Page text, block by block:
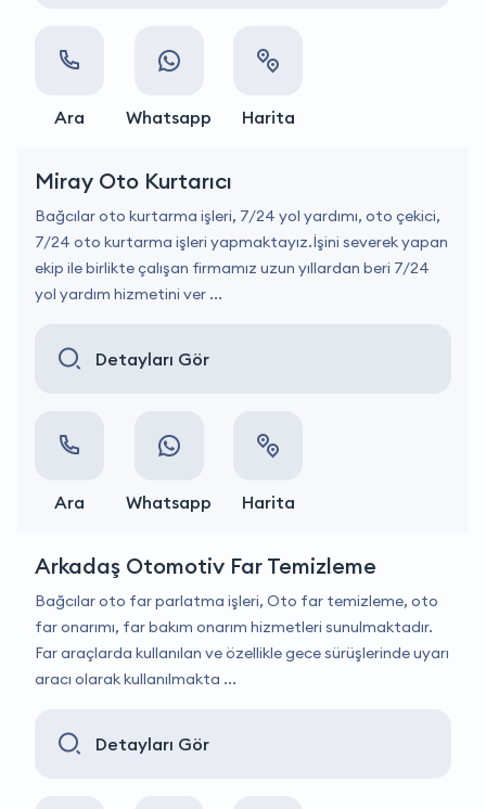
Ara Whatsapp Harita
Miray Oto Kurtarıcı
Bağcılar oto kurtarma işleri, 7/24 yol yardımı, oto çekici,
7/24 oto kurtarma işleri yapmaktayız.İşini severek yapan
ekip ile birlikte çalışan firmamız uzun yıllardan beri 7/24
yol yardım hizmetini ver ...
Detayları Gör
Ara Whatsapp Harita
Arkadaş Otomotiv Far Temizleme
Bağcılar oto far parlatma işleri, Oto far temizleme, oto
far onarımı, far bakım onarım hizmetleri sunulmaktadır.
Far araçlarda kullanılan ve özellikle gece sürüşlerinde uyarı
aracı olarak kullanılmakta ...
Detayları Gör